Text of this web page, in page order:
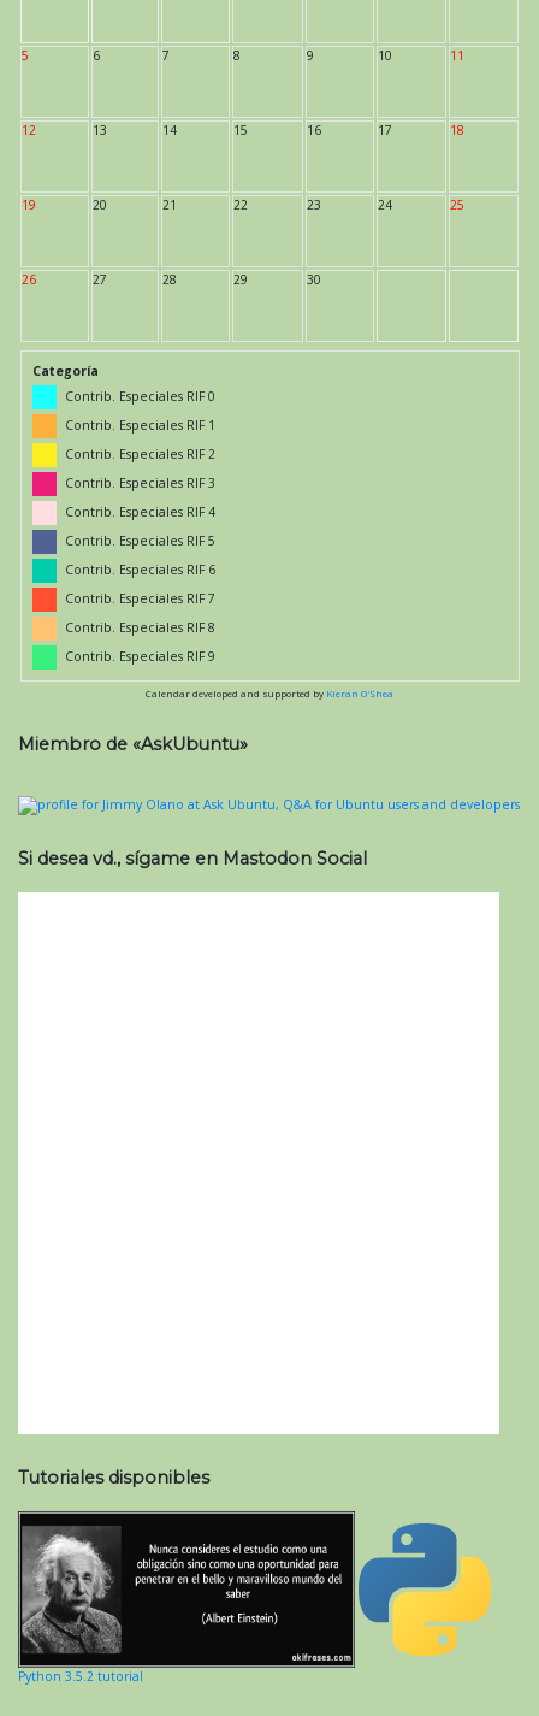
5 6 7 8 9 10 11
12 13 14 15 16 17 18
19 20 21 22 23 24 25
26 27 28 29 30
Categoría
Contrib. Especiales RIF 0
Contrib. Especiales RIF 1
Contrib. Especiales RIF 2
Contrib. Especiales RIF 3
Contrib. Especiales RIF 4
Contrib. Especiales RIF 5
Contrib. Especiales RIF 6
Contrib. Especiales RIF 7
Contrib. Especiales RIF 8
Contrib. Especiales RIF 9
Calendar developed and supported by Kieran O'Shea
Miembro de «AskUbuntu»
Si desea vd., sígame en Mastodon Social
Tutoriales disponibles
Python 3.5.2 tutorial